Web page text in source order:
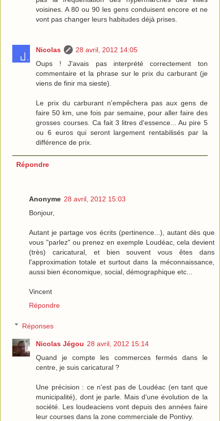
voisines. A 80 ou 90 les gens conduisent encore et ne
vont pas changer leurs habitudes déjà prises.
Nicolas
28 avril, 2012 14:05
Oups ! J'avais pas interprété correctement ton
commentaire et la phrase sur le prix du carburant (je
viens de finir ma sieste).
Le prix du carburant n'empêchera pas aux gens de
faire 50 km, une fois par semaine, pour aller faire des
grosses courses. Ca fait 3 litres d'essence... Au pire 5
ou 6 euros qui seront largement rentabilisés par la
différence de prix.
Répondre
Anonyme 28 avril, 2012 15:03
Bonjour,
Autant je partage vos écrits (pertinence...), autant dès que
vous "parlez" ou prenez en exemple Loudéac, cela devient
(très) caricatural, et bien souvent vous êtes dans
l'approximation totale et surtout dans la méconnaissance,
aussi bien économique, social, démographique etc...
Vincent
Répondre
Réponses
Nicolas Jégou 28 avril, 2012 15:14
Quand je compte les commerces fermés dans le
centre, je suis caricatural ?
Une précision : ce n'est pas de Loudéac (en tant que
municipalité), dont je parle. Mais d'une évolution de la
société. Les loudeaciens vont depuis des années faire
leur courses dans la zone commerciale de Pontivy.